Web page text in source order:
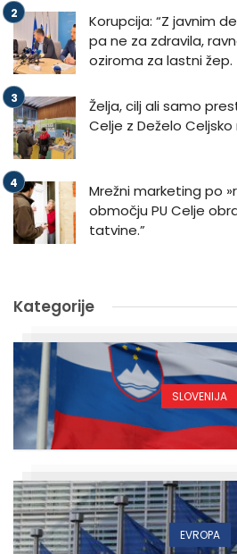
Korupcija: “Z javnim
pa ne za zdravila,
oziroma za lastni žep.
Želja, cilj ali samo
Celje z Deželo
Mrežni marketing po
območju PU Celje
tatvine.”
Kategorije
SLOVENIJA
EVROPA